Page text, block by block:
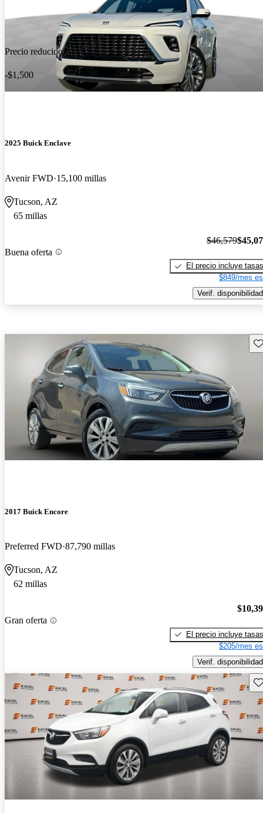
Precio reducido
-$1,500
2025 Buick Enclave
Avenir FWD 15,100 millas
Tucson, AZ
65 millas
Buena oferta
$46,579
El precio incluye tasas
$849/mes
Verif. disponibilidad
2017 Buick Encore
Preferred FWD 87,790 millas
Tucson, AZ
62 millas
Gran oferta
El precio incluye tasas
$205/mes
Verif. disponibilidad